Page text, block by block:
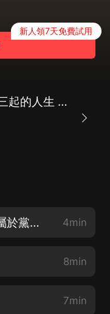
新人領7天免費試用
鄧小平歲月 | 三落三起的人生 | 粉碎四人幫以后工作實錄 | 香港回歸
第一集 開篇：“我的生命是屬於黨，屬於國家的” 4min
8min
7min